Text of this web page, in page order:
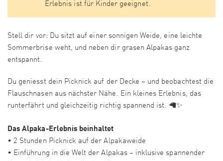
Erlebnis ist für Kinder geeignet.
Stell dir vor: Du sitzt auf einer sonnigen Weide, eine leichte
Sommerbrise weht, und neben dir grasen Alpakas ganz
entspannt.
Du geniesst dein Picknick auf der Decke – und beobachtest die
Flauschnasen aus nächster Nähe. Ein kleines Erlebnis, das
runterfährt und gleichzeitig richtig spannend ist. 🦙✨
Das Alpaka-Erlebnis beinhaltet
• 2 Stunden Picknick auf der Alpakaweide
• Einführung in die Welt der Alpakas – inklusive spannender